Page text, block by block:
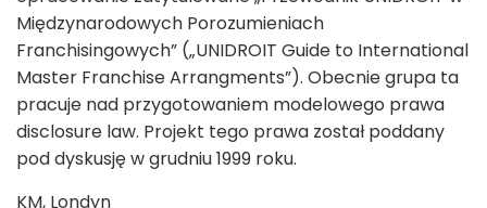
Międzynarodowych Porozumieniach
Franchisingowych” („UNIDROIT Guide to International
Master Franchise Arrangments”). Obecnie grupa ta
pracuje nad przygotowaniem modelowego prawa
disclosure law. Projekt tego prawa został poddany
pod dyskusję w grudniu 1999 roku.
KM, Londyn